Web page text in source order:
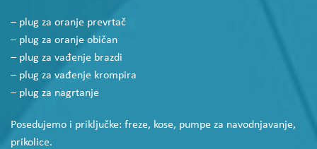
– plug za oranje prevrtač
– plug za oranje običan
– plug za vađenje brazdi
– plug za vađenje krompira
– plug za nagrtanje
Posedujemo i priključke: freze, kose, pumpe za navodnjavanje,
prikolice.